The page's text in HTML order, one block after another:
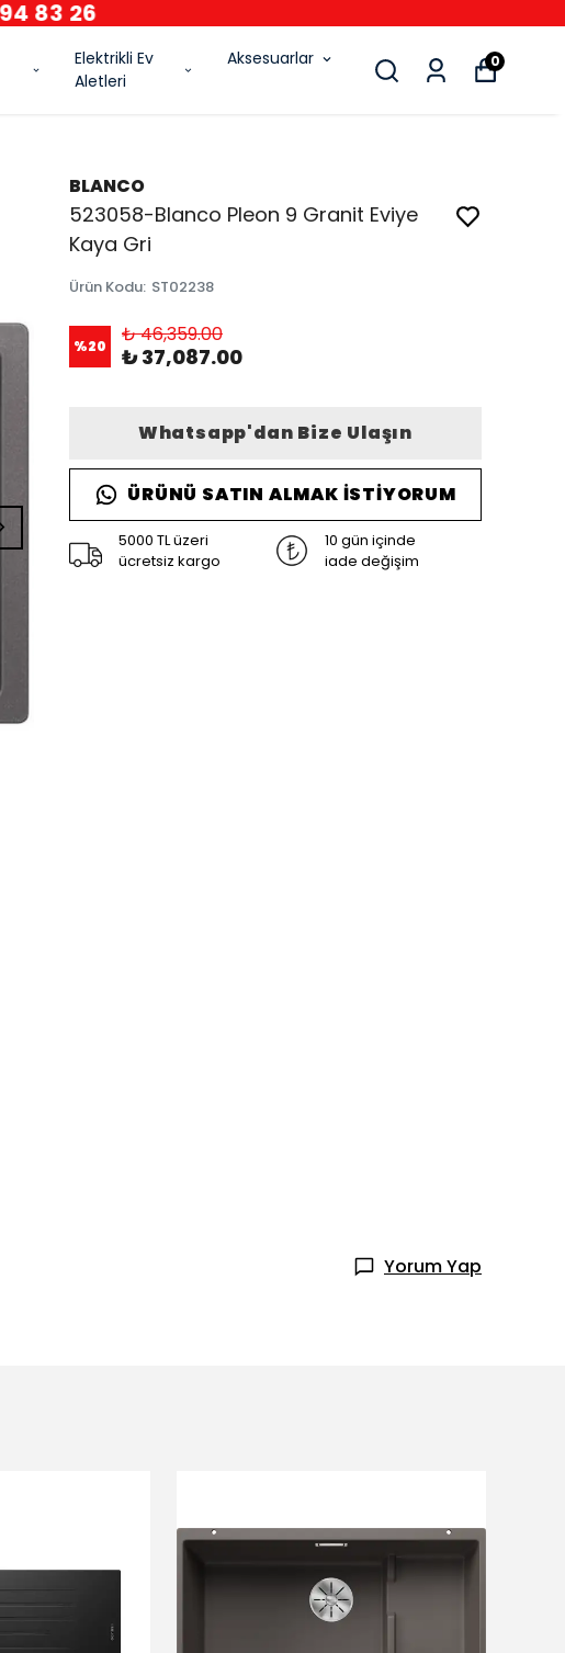
83 26
Elektrikli Ev
Aletleri
Aksesuarlar 0
BLANCO
523058-Blanco Pleon 9 Granit Eviye
Kaya Gri
Ürün Kodu: ST02238
%20 ₺ 46,359.00
₺ 37,087.00
Whatsapp'dan Bize Ulaşın
ÜRÜNÜ SATIN ALMAK İSTIYORUM
5000 TL üzeri
ücretsiz kargo
10 gün içinde
iade değişim
Yorum Yap